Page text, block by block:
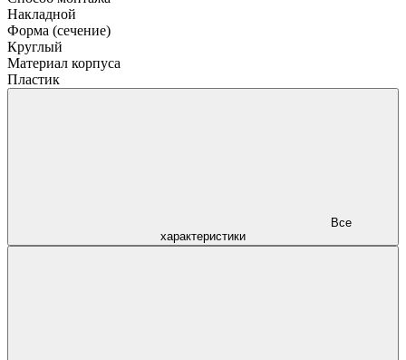
Накладной
Форма (сечение)
Круглый
Материал корпуса
Пластик
характеристики